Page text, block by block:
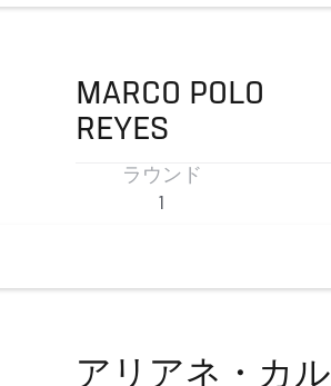
MARCO POLO
REYES
ラウンド
1
アリアネ・カル